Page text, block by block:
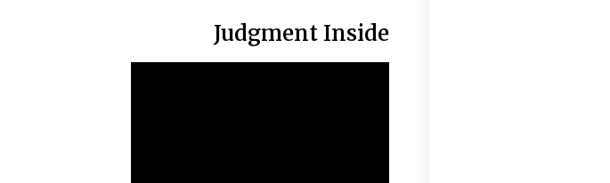
Judgment Inside